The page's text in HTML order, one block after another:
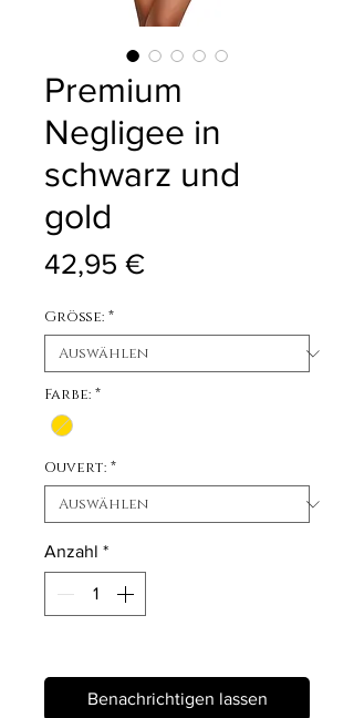
Premium
Negligee in
schwarz und
gold
42,95 €Preis
Größe: *
Farbe: *
Ouvert: *
Anzahl *
Benachrichtigen lassen